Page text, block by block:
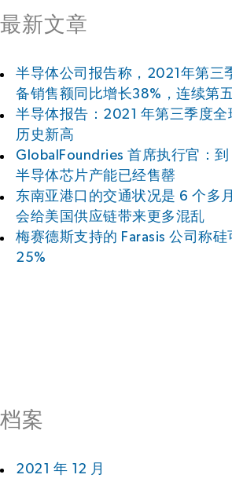
最新文章
半导体公司报告称，2021年第三
备销售额同比增长38%，连续第
半导体报告：2021 年第三季度全
历史新高
GlobalFoundries 首席执行官：
半导体芯片产能已经售罄
东南亚港口的交通状况是 6 个多
会给美国供应链带来更多混乱
梅赛德斯支持的 Farasis 公司称
25%
档案
2021 年 12 月